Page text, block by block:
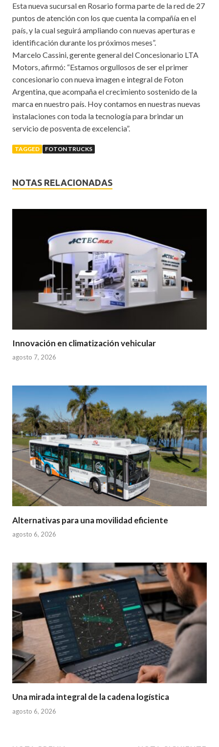
Esta nueva sucursal en Rosario forma parte de la red de 27
puntos de atención con los que cuenta la compañía en el
país, y la cual seguirá ampliando con nuevas aperturas e
identificación durante los próximos meses”.
Marcelo Cassini, gerente general del Concesionario LTA
Motors, afirmó: “Estamos orgullosos de ser el primer
concesionario con nueva imagen e integral de Foton
Argentina, que acompaña el crecimiento sostenido de la
marca en nuestro país. Hoy contamos en nuestras nuevas
instalaciones con toda la tecnología para brindar un
servicio de posventa de excelencia”.
TAGGED FOTON TRUCKS
NOTAS RELACIONADAS
Innovación en climatización vehicular
agosto 7, 2026
Alternativas para una movilidad eficiente
agosto 6, 2026
Una mirada integral de la cadena logística
agosto 6, 2026